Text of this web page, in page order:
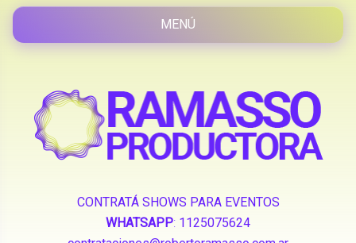
CONTRATÁ SHOWS PARA EVENTOS
WHATSAPP: 1125075624